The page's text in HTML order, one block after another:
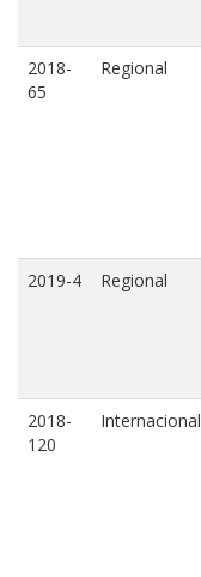
2018-
65
Regional
2019-4 Regional
2018-
120
Internacional